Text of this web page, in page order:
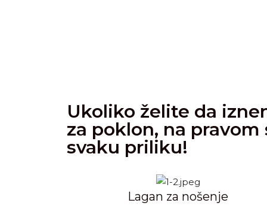
Ukoliko želite da
za poklon, na
svaku priliku!
Lagan za nošenje